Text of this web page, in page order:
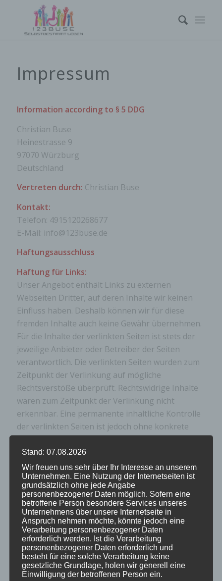
Impressum
Information according to § 5 DDG
Christian Buse
Heinestrasse 9
97070 Würzburg
Deutschland
Vertreten durch: Christian Buse
Kontakt:
Telefon: 4915120268677
E-Mail: info@123buse.de
Haftungsausschluss
Haftung für Links:
Unser Angebot enthält Links zu externen
Webseiten Dritter, auf deren Inhalte wir keinen
Einfluss haben. Deshalb können wir für diese
fremden Inhalte auch keine Gewähr übernehmen.
Für die Inhalte der verlinkten Seiten ist stets der
jeweilige Anbieter oder Betreiber der Seiten
verantwortlich. Die verlinkten Seiten wurden zum
Zeitpunkt der Verlinkung auf mögliche
Rechtsverstöße überprüft. Rechtswidrige Inhalte
waren zum Zeitpunkt der Verlinkung nicht
erkennbar. Eine permanente inhaltliche Kontrolle
der verlinkten Seiten ist jedoch ohne konkrete
zumutbar. Bei Bekanntwerden von
Rechtsverletzungen werden wir derartige Links
umgehend entfernen.
Haftung für Inhalt:
The contents of our pages were created with the
greatest care. However, we cannot assume any
liability for the correctness, completeness and
topicality of the contents. As a service provider, we
are responsible for our own content on these
pages in accordance with § 5 DDG and general
Stand: 07.08.2026
Wir freuen uns sehr über Ihr Interesse an unserem
Unternehmen. Eine Nutzung der Internetseiten ist
grundsätzlich ohne jede Angabe
personenbezogener Daten möglich. Sofern eine
betroffene Person besondere Services unseres
Unternehmens über unsere Internetseite in
Anspruch nehmen möchte, könnte jedoch eine
Verarbeitung personenbezogener Daten
erforderlich werden. Ist die Verarbeitung
personenbezogener Daten erforderlich und
besteht für eine solche Verarbeitung keine
gesetzliche Grundlage, holen wir generell eine
Einwilligung der betroffenen Person ein.